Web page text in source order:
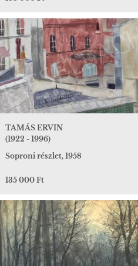
TAMÁS ERVIN
(1922 - 1996)
Soproni részlet, 1958
135 000 Ft